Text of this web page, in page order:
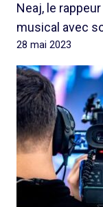
Neaj, le
musical avec
28 mai 2023